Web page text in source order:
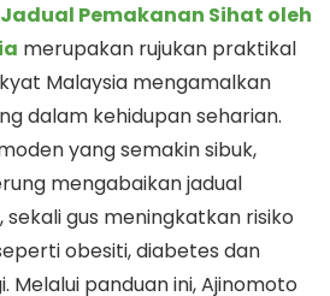
Pemakanan Sihat oleh
merupakan rujukan praktikal
Malaysia mengamalkan
dalam kehidupan seharian.
yang semakin sibuk,
mengabaikan jadual
gus meningkatkan risiko
obesiti, diabetes dan
Melalui panduan ini, Ajinomoto